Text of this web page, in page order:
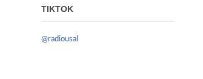
TIKTOK
@radiousal